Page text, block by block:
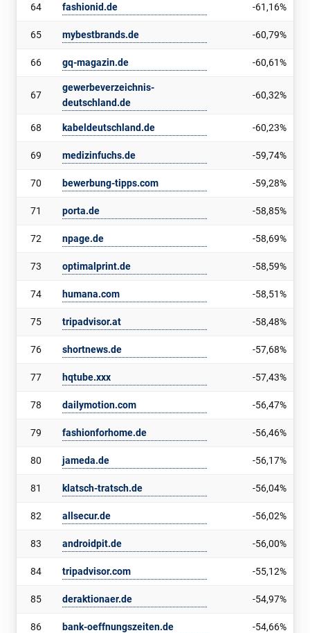
64 fashionid.de -61,16%
65 mybestbrands.de -60,79%
66 gq-magazin.de -60,61%
67
gewerbeverzeichnis-
deutschland.de
-60,32%
68 kabeldeutschland.de -60,23%
69 medizinfuchs.de -59,74%
70 bewerbung-tipps.com -59,28%
71 porta.de -58,85%
72 npage.de -58,69%
73 optimalprint.de -58,59%
74 humana.com -58,51%
75 tripadvisor.at -58,48%
76 shortnews.de -57,68%
77 hqtube.xxx -57,43%
78 dailymotion.com -56,47%
79 fashionforhome.de -56,46%
80 jameda.de -56,17%
81 klatsch-tratsch.de -56,04%
82 allsecur.de -56,02%
83 androidpit.de -56,00%
84 tripadvisor.com -55,12%
85 deraktionaer.de -54,97%
86 bank-oeffnungszeiten.de -54,66%